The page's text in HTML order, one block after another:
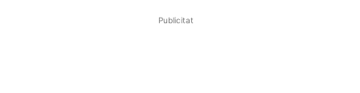
Publicitat